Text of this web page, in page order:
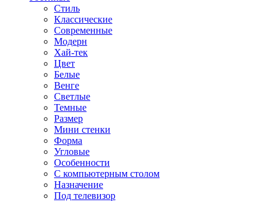
Стиль
Классические
Современные
Модерн
Хай-тек
Цвет
Белые
Венге
Светлые
Темные
Размер
Мини стенки
Форма
Угловые
Особенности
С компьютерным столом
Назначение
Под телевизор